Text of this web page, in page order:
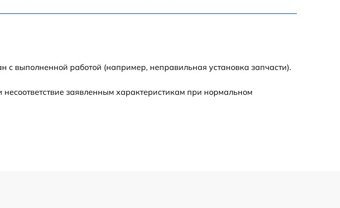
50 мин 690 р
выполненной работой (например, неправильная установка запчасти).
заявленным характеристикам при нормальном